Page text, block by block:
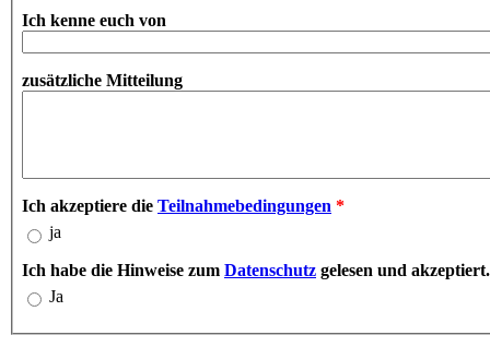
Ich kenne euch von
zusätzliche Mitteilung
Ich akzeptiere die Teilnahmebedingungen *
ja
Ich habe die Hinweise zum Datenschutz gelesen und
Ja